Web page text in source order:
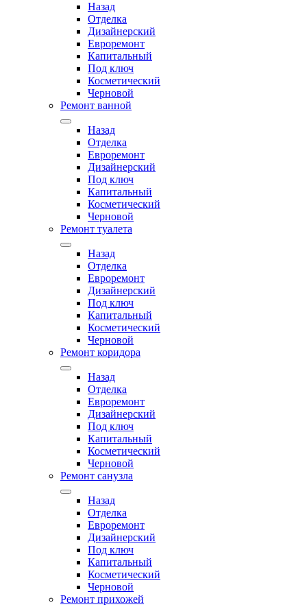
Назад
Отделка
Дизайнерский
Евроремонт
Капитальный
Под ключ
Косметический
Черновой
Ремонт ванной
Назад
Отделка
Евроремонт
Дизайнерский
Под ключ
Капитальный
Косметический
Черновой
Ремонт туалета
Назад
Отделка
Евроремонт
Дизайнерский
Под ключ
Капитальный
Косметический
Черновой
Ремонт коридора
Назад
Отделка
Евроремонт
Дизайнерский
Под ключ
Капитальный
Косметический
Черновой
Ремонт санузла
Назад
Отделка
Евроремонт
Дизайнерский
Под ключ
Капитальный
Косметический
Черновой
Ремонт прихожей